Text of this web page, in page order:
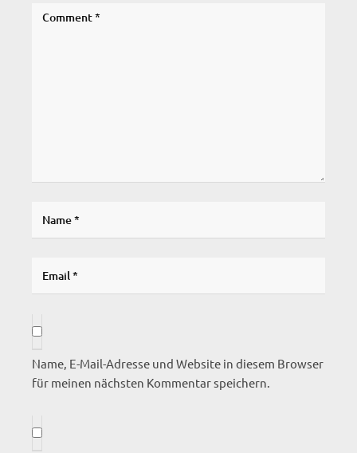
Name, E-Mail-Adresse und Website in diesem Browser
für meinen nächsten Kommentar speichern.